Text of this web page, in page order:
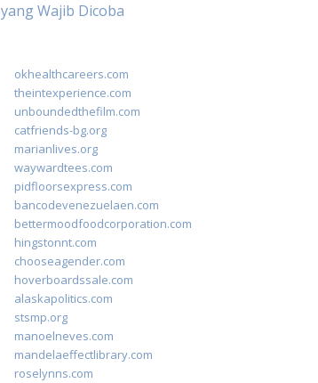
yang Wajib Dicoba
okhealthcareers.com
theintexperience.com
unboundedthefilm.com
catfriends-bg.org
marianlives.org
waywardtees.com
pidfloorsexpress.com
bancodevenezuelaen.com
bettermoodfoodcorporation.com
hingstonnt.com
chooseagender.com
hoverboardssale.com
alaskapolitics.com
stsmp.org
manoelneves.com
mandelaeffectlibrary.com
roselynns.com